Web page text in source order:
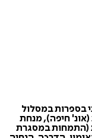
בספרות במסלול
(אונ' חיפה), מנחת
(התמחות במסגרת